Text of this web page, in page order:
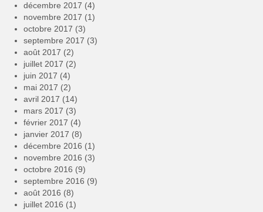
décembre 2017 (4)
novembre 2017 (1)
octobre 2017 (3)
septembre 2017 (3)
août 2017 (2)
juillet 2017 (2)
juin 2017 (4)
mai 2017 (2)
avril 2017 (14)
mars 2017 (3)
février 2017 (4)
janvier 2017 (8)
décembre 2016 (1)
novembre 2016 (3)
octobre 2016 (9)
septembre 2016 (9)
août 2016 (8)
juillet 2016 (1)